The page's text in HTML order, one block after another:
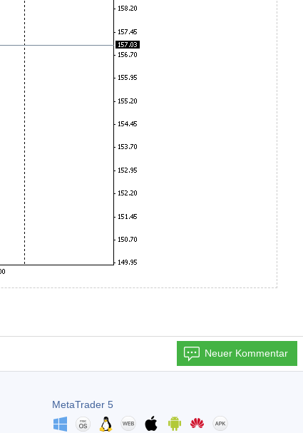
Neuer Kommentar
MetaTrader 5